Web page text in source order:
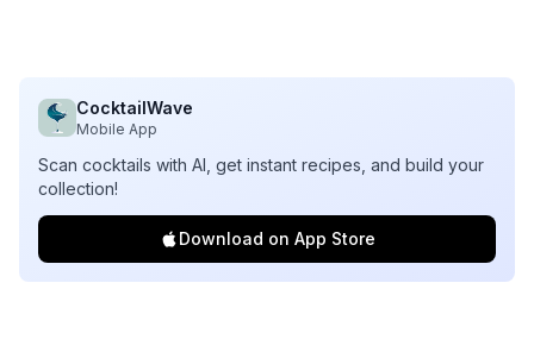
CocktailWave
Mobile App
Scan cocktails with AI, get instant recipes, and build your
collection!
Download on App Store